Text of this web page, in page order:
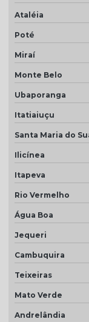
Ataléia
Poté
Miraí
Monte Belo
Ubaporanga
Itatiaiuçu
Santa Maria do
Ilicínea
Itapeva
Rio Vermelho
Água Boa
Jequeri
Cambuquira
Teixeiras
Mato Verde
Andrelândia